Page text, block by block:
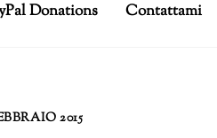
Donations
Contattami
2015